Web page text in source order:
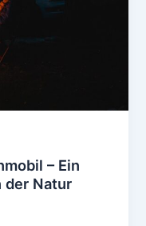
– Ein
der Natur